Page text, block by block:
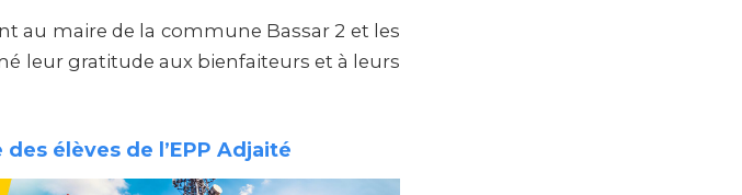
au maire de la commune Bassar 2 et les
leur gratitude aux bienfaiteurs et à leurs
des élèves de l’EPP Adjaité